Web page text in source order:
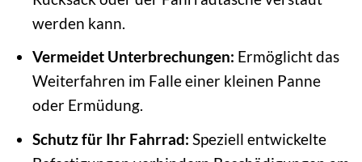
werden kann.
Vermeidet Unterbrechungen: Ermöglicht das
Weiterfahren im Falle einer kleinen Panne
oder Ermüdung.
Schutz für Ihr Fahrrad: Speziell entwickelte